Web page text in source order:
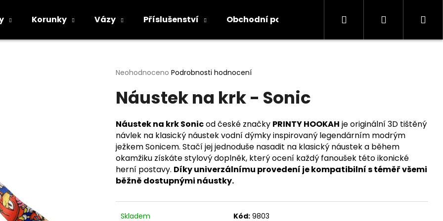
Korunky Vázy Příslušenství Obchodní podmínky Kontakty Informace
Hledat Přihlášení
Průměrné
produktu
je
z
5
hvězdiček.
Neohodnoceno Podrobnosti hodnocení
Náustek na krk - Sonic
Náustek na krk Sonicod české značky PRINTY HOOKAH je originální 3D tištěný
návlek na klasický náustek vodní dýmky inspirovaný legendárním modrým
ježkem Sonicem. Stačí jej jednoduše nasadit na klasický náustek a během
okamžiku získáte stylový doplněk, který ocení každý fanoušek této ikonické
herní postavy. Díky univerzálnímu provedení je kompatibilní s téměř všemi
běžně dostupnými náustky.
Skladem Kód: 9803
HLEDAT